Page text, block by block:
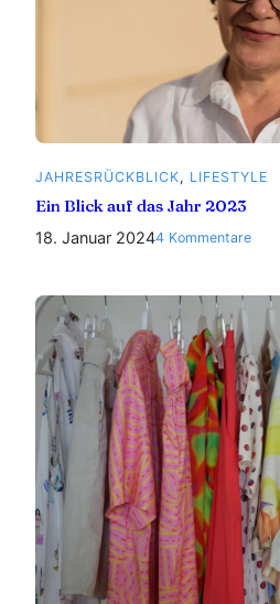
JAHRESRÜCKBLICK, LIFESTYLE
Ein Blick auf das Jahr 2023
18. Januar 20244 Kommentarezu
auf
das
Jahr
2023